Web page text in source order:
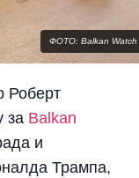
ФОТО: Balkan Watch
Роберт
за Balkan
и
Трампа,